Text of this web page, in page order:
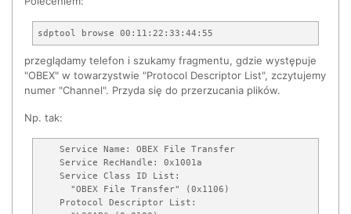
in_signature="o",
        def RequestPinCode(self, device):
            print "RequestPinCode (%s)" % (device)
            return raw_input("Enter PIN Code: ")
        @dbus.service.method("org.bluez.Agent",
        def RequestPasskey(self, device):
            passkey = raw_input("Enter passkey: ")
            return dbus.UInt32(passkey)
        @dbus.service.method("org.bluez.Agent",
in_signature="ou",
        def DisplayPasskey(self, device, passkey):
przeglądamy telefon i szukamy fragmentu, gdzie występuje
"OBEX" w towarzystwie "Protocol Descriptor List", zczytujemy
numer "Channel". Przyda się do przerzucania plików.
Np. tak:
    Service Name: OBEX File Transfer
    Service RecHandle: 0x1001a
    Service Class ID List:
      "OBEX File Transfer" (0x1106)
    Protocol Descriptor List: